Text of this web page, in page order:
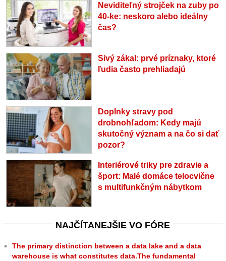
Neviditeľný strojček na zuby po
40-ke: neskoro alebo ideálny
čas?
Sivý zákal: prvé príznaky, ktoré
ľudia často prehliadajú
Doplnky stravy pod
drobnohľadom: Kedy majú
skutočný význam a na čo si dať
pozor?
Interiérové triky pre zdravie a
šport: Malé domáce telocvične
s multifunkčným nábytkom
NAJČÍTANEJŠIE VO FÓRE
The primary distinction between a data lake and a data
warehouse is what constitutes data.The fundamental